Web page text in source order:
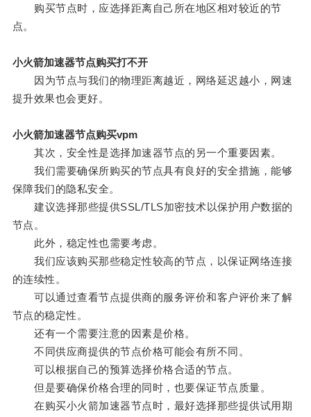
购买节点时，应选择距离自己所在地区相对较近的节
点。
小火箭加速器节点购买打不开
因为节点与我们的物理距离越近，网络延迟越小，网速
提升效果也会更好。
小火箭加速器节点购买vpm
其次，安全性是选择加速器节点的另一个重要因素。
我们需要确保所购买的节点具有良好的安全措施，能够
保障我们的隐私安全。
建议选择那些提供SSL/TLS加密技术以保护用户数据的
节点。
此外，稳定性也需要考虑。
我们应该购买那些稳定性较高的节点，以保证网络连接
的连续性。
可以通过查看节点提供商的服务评价和客户评价来了解
节点的稳定性。
还有一个需要注意的因素是价格。
不同供应商提供的节点价格可能会有所不同。
可以根据自己的预算选择价格合适的节点。
但是要确保价格合理的同时，也要保证节点质量。
在购买小火箭加速器节点时，最好选择那些提供试用期